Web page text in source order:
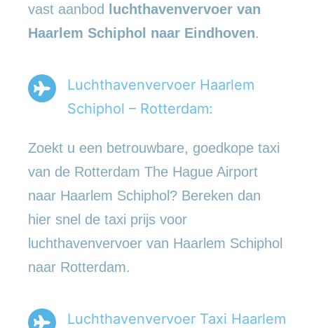
vast aanbod
luchthavenvervoer van
Haarlem Schiphol naar Eindhoven.
Luchthavenvervoer Haarlem
Schiphol – Rotterdam:
Zoekt u een betrouwbare, goedkope taxi
van de Rotterdam The Hague Airport
naar Haarlem Schiphol? Bereken dan
hier snel de taxi prijs voor
luchthavenvervoer van Haarlem Schiphol
naar Rotterdam.
Luchthavenvervoer Taxi Haarlem